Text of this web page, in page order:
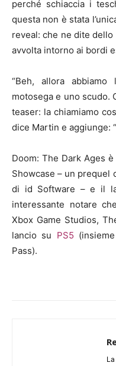
perché schiaccia i
questa non è stata
reveal: che ne dite
avvolta intorno ai bordi
“Beh, allora
motosega e uno scudo.
teaser: la chiamiamo
dice Martin e aggiunge:
Doom: The Dark Ages è
Showcase – un
di id Software – e il
interessante notare
Xbox Game Studios,
lancio su PS5
Pass).